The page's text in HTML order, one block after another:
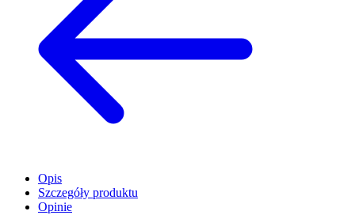
Opis
Szczegóły produktu
Opinie